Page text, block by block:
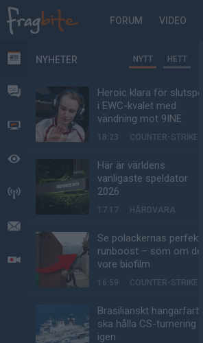
FORUM VIDEO
NYHETER
VIDEO
BEVAKAT
HÄNDELSER
LIVESÄNDNINGAR
NYHETER NYTT HETT
Heroic klara för slutspel
i EWC-kvalet med
vändning mot 9INE
18:23 COUNTER-STRIKE
Här är världens
vanligaste speldator
2026
17:17 HÅRDVARA
Se polackernas perfekta
runboost – som om det
vore biofilm
16:59 COUNTER-STRIKE
Brasilianskt hangarfartyg
ska hålla CS-turnering –
igen